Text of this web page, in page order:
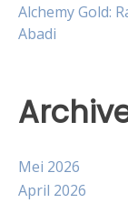
Alchemy Gold:
Abadi
Mei 2026
April 2026